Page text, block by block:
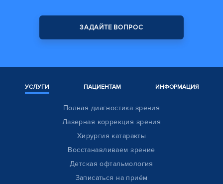
ЗАДАЙТЕ ВОПРОС
УСЛУГИ ПАЦИЕНТАМ ИНФОРМАЦИЯ
Полная диагностика зрения
Лазерная коррекция зрения
Хирургия катаракты
Восстанавливаем зрение
Детская офтальмология
Записаться на приём